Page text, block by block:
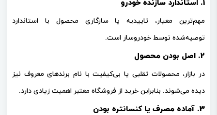
1. استاندارد سازنده خودرو
مهم‌ترین معیار، تاییدیه یا سازگاری محصول با استاندارد
توصیه‌شده توسط خودروساز است.
2. اصل بودن محصول
در بازار، محصولات تقلبی یا بی‌کیفیت با نام برندهای معروف نیز
دیده می‌شوند. بنابراین خرید از فروشگاه معتبر اهمیت زیادی دارد.
3. آماده مصرف یا کنسانتره بودن